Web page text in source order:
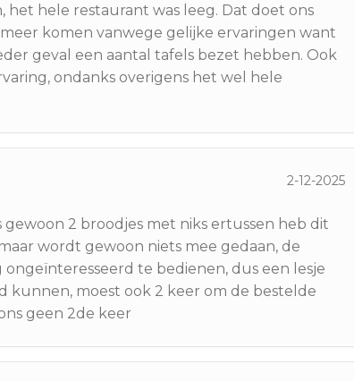
hele restaurant was leeg. Dat doet ons
komen vanwege gelijke ervaringen want
geval een aantal tafels bezet hebben. Ook
ondanks overigens het wel hele
2-12-2025
gewoon 2 broodjes met niks ertussen heb dit
wordt gewoon niets mee gedaan, de
te bedienen, dus een lesje
kunnen, moest ook 2 keer om de bestelde
geen 2de keer